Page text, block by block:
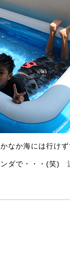
なか海には行け
ダで・・・(笑)